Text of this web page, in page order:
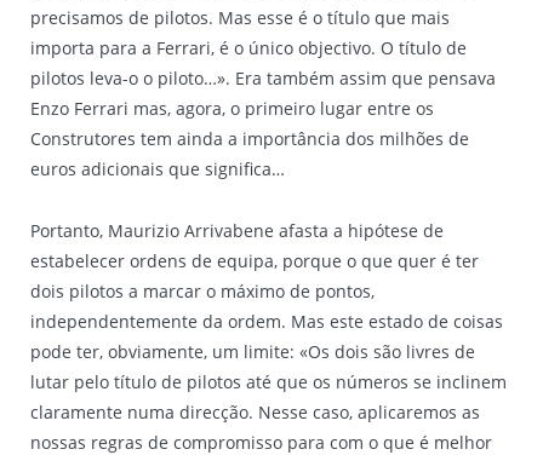
precisamos de pilotos. Mas esse é o título que mais
importa para a Ferrari, é o único objectivo. O título de
pilotos leva-o o piloto…». Era também assim que pensava
Enzo Ferrari mas, agora, o primeiro lugar entre os
Construtores tem ainda a importância dos milhões de
euros adicionais que significa…
Portanto, Maurizio Arrivabene afasta a hipótese de
estabelecer ordens de equipa, porque o que quer é ter
dois pilotos a marcar o máximo de pontos,
independentemente da ordem. Mas este estado de coisas
pode ter, obviamente, um limite: «Os dois são livres de
lutar pelo título de pilotos até que os números se inclinem
claramente numa direcção. Nesse caso, aplicaremos as
nossas regras de compromisso para com o que é melhor